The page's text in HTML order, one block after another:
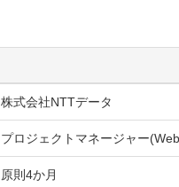
株式会社NTTデータ
プロジェクトマネージャー
原則4か月